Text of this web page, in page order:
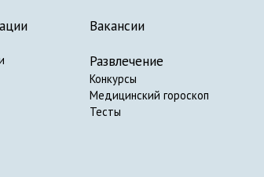
Вакансии
Развлечение
Конкурсы
Медицинский гороскоп
Тесты